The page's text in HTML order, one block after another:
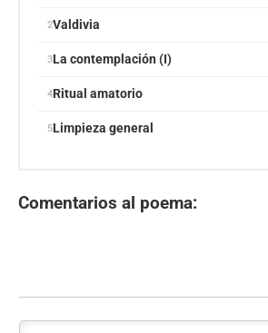
Valdivia
La contemplación (I)
Ritual amatorio
Limpieza general
Comentarios al poema: